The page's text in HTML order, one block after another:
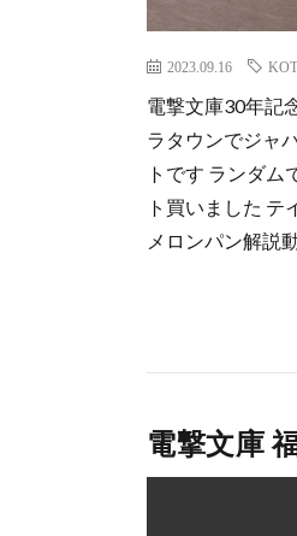
2023.09.16
電撃文庫30年記
ラタウンでジャ
トです ランダ
ト買いました
メロンパン解説
電撃文庫